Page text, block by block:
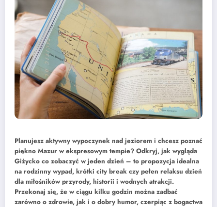
Planujesz aktywny wypoczynek nad jeziorem i chcesz poznać
piękno Mazur w ekspresowym tempie? Odkryj, jak wygląda
Giżycko co zobaczyć w jeden dzień – to propozycja idealna
na rodzinny wypad, krótki city break czy pełen relaksu dzień
dla miłośników przyrody, historii i wodnych atrakcji.
Przekonaj się, że w ciągu kilku godzin można zadbać
zarówno o zdrowie, jak i o dobry humor, czerpiąc z bogactwa